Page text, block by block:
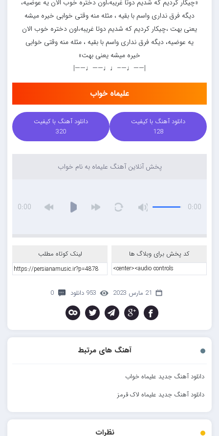
«چیکار کردیم که شدیم دوتا غریبه،اون دختره خوب الان یه عوضیه،
دیگه فرق نداری واسم با بقیه ، مثله منه وقتی خوابی خیره میشه
یعنی بهت ،چیکار کردیم که شدیم دوتا غریبه،اون دختره خوب الان
یه عوضیه، دیگه فرق نداری واسم با بقیه ، مثله منه وقتی خوابی
خیره میشه یعنی بهت»
|——♩—–♩♩——♩——|
علیماه خواب
دانلود آهنگ با کیفیت
128
دانلود آهنگ با کیفیت
320
پخش آنلاین آهنگ علیماه به نام خواب
0:00
0:00
کد پخش برای وبلاگ ها لینک کوتاه مطلب
21 مارس 2023 953 دانلود 0
آهنگ های مرتبط
دانلود آهنگ جدید علیماه خواب
دانلود آهنگ جدید علیماه لاک قرمز
نظرات